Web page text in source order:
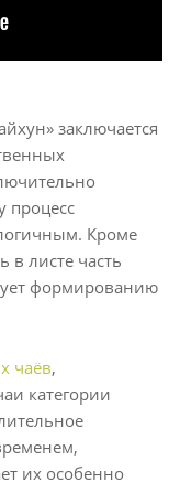
заключается
процесс
Кроме
в листе часть
формированию
чаёв,
категории
их особенно